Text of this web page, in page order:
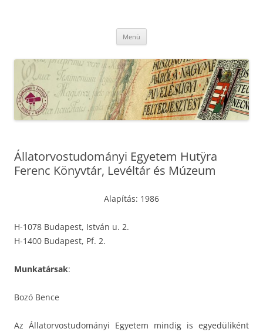
Menü
Állatorvostudományi Egyetem Hutӱra
Ferenc Könyvtár, Levéltár és Múzeum
Alapítás: 1986
H-1078 Budapest, István u. 2.
H-1400 Budapest, Pf. 2.
Munkatársak:
Bozó Bence
Az Állatorvostudományi Egyetem mindig is egyedüliként